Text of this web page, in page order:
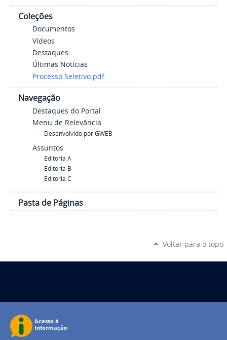
Coleções
Documentos
Vídeos
Destaques
Últimas Notícias
Processo Seletivo.pdf
Navegação
Destaques do Portal
Menu de Relevância
Desenvolvido por GWEB
Assuntos
Editoria A
Editoria B
Editoria C
Pasta de Páginas
Voltar para o topo